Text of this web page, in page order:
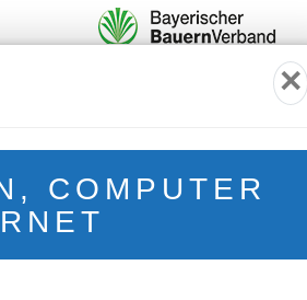
Informationsaustausch und
Zeiten wichtiger denn je. Ob Online
für Sie da!
×
COMPUTER